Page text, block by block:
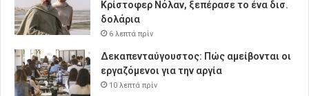
Κρίστοφερ Νόλαν, ξεπέρασε το ένα δισ.
δολάρια
6 λεπτά πρίν
Δεκαπενταύγουστος: Πώς αμείβονται οι
εργαζόμενοι για την αργία
10 λεπτά πρίν